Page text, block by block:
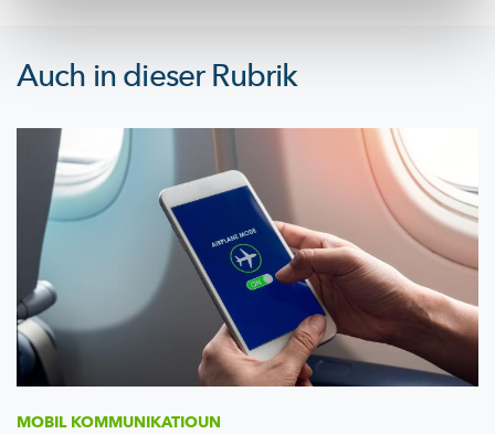
Auch in dieser Rubrik
MOBIL KOMMUNIKATIOUN